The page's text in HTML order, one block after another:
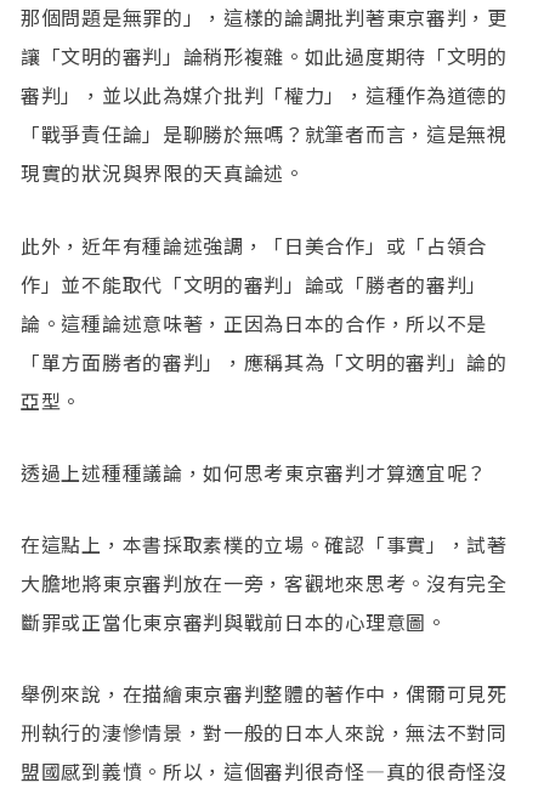
那個問題是無罪的」，這樣的論調批判著東京審判，更
讓「文明的審判」論稍形複雜。如此過度期待「文明的
審判」，並以此為媒介批判「權力」，這種作為道德的
「戰爭責任論」是聊勝於無嗎？就筆者而言，這是無視
現實的狀況與界限的天真論述。
此外，近年有種論述強調，「日美合作」或「占領合
作」並不能取代「文明的審判」論或「勝者的審判」
論。這種論述意味著，正因為日本的合作，所以不是
「單方面勝者的審判」，應稱其為「文明的審判」論的
亞型。
透過上述種種議論，如何思考東京審判才算適宜呢？
在這點上，本書採取素樸的立場。確認「事實」，試著
大膽地將東京審判放在一旁，客觀地來思考。沒有完全
斷罪或正當化東京審判與戰前日本的心理意圖。
舉例來說，在描繪東京審判整體的著作中，偶爾可見死
刑執行的淒慘情景，對一般的日本人來說，無法不對同
盟國感到義憤。所以，這個審判很奇怪—真的很奇怪沒